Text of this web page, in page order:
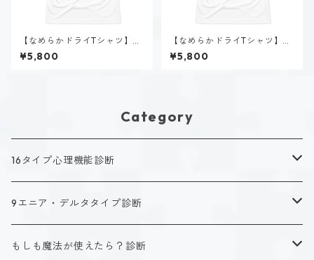
【なめらかドライTシャツ】春
風 陽菜（ESFP）｜ホワイト
¥5,800
【なめらかドライTシャツ】美
帝 クロエ（ENTJ）｜ホワイト
¥5,800
Category
16タイプ心理機能診断
キャラクタータイプ
ISTJ（新田 理央）
定番アイテム
9エニア・デルタタイプ診断
キャラクタータイプ
もしも魔法が使えたら？診断